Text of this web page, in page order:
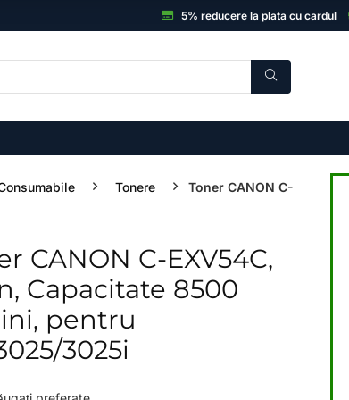
5% reducere la plata cu cardul
Tonere
Toner CANON C-
CANON C-EXV54C,
Capacitate 8500
pentru
3025i
- 14%